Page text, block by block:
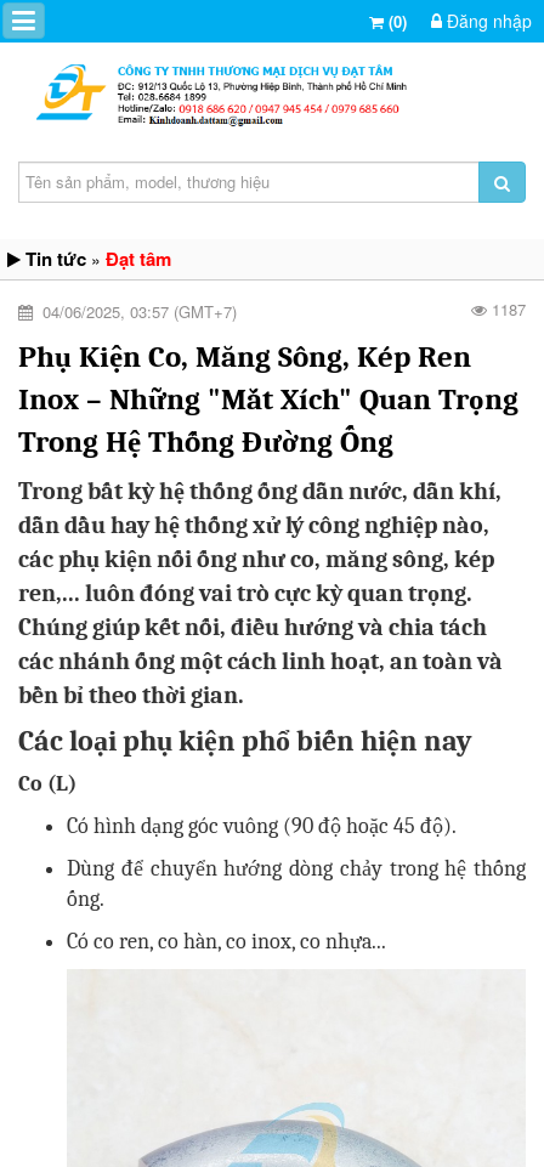
(0) Đăng nhập
Tin tức » Đạt tâm
04/06/2025, 03:57 (GMT+7) 1187
Phụ Kiện Co, Măng Sông, Kép Ren
Inox – Những "Mắt Xích" Quan Trọng
Trong Hệ Thống Đường Ống
Trong bất kỳ hệ thống ống dẫn nước, dẫn khí,
dẫn dầu hay hệ thống xử lý công nghiệp nào,
các phụ kiện nối ống như co, măng sông, kép
ren,... luôn đóng vai trò cực kỳ quan trọng.
Chúng giúp kết nối, điều hướng và chia tách
các nhánh ống một cách linh hoạt, an toàn và
bền bỉ theo thời gian.
Các loại phụ kiện phổ biến hiện nay
Co (L)
Có hình dạng góc vuông (90 độ hoặc 45 độ).
Dùng để chuyển hướng dòng chảy trong hệ thống
ống.
Có co ren, co hàn, co inox, co nhựa...